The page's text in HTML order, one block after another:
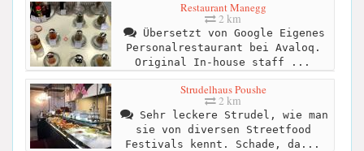
Restaurant Manegg
2 km
Übersetzt von Google Eigenes
Personalrestaurant bei Avaloq.
Original In-house staff ...
Strudelhaus Poushe
2 km
Sehr leckere Strudel, wie man
sie von diversen Streetfood
Festivals kennt. Schade, da...